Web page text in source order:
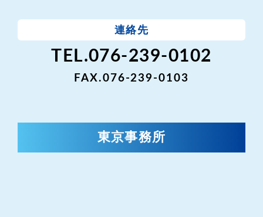
連絡先
TEL.076-239-0102
FAX.076-239-0103
東京事務所